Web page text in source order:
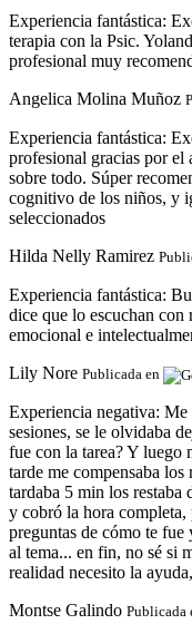
Experiencia fantástica:
terapia con la Psic.
profesional muy
Angelica Molina Muñoz
Experiencia fantástica:
profesional gracias por
sobre todo. Súper
cognitivo de los niños, y
seleccionados
Hilda Nelly Ramirez
Experiencia fantástica:
dice que lo escuchan con
emocional e
Lily Nore Publicada en
Experiencia negativa: Me
sesiones, se le olvidaba
fue con la tarea? Y luego
tarde me compensaba
tardaba 5 min los restaba
y cobró la hora completa,
preguntas de cómo te fue
al tema... en fin, no sé si
realidad necesito la
Montse Galindo Publicada